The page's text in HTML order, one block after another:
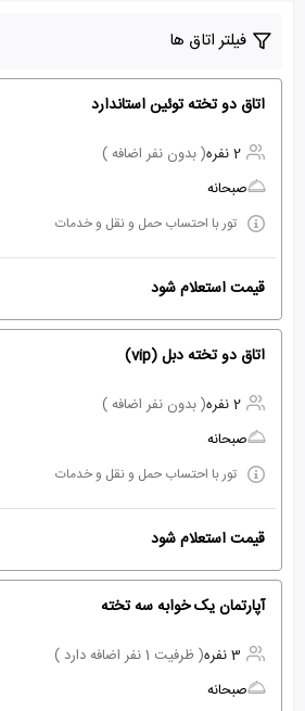
فیلتر اتاق ها
اتاق دو تخته توئین استاندارد
2 نفره
( بدون نفر اضافه )
صبحانه
تور با احتساب حمل و نقل و خدمات
قیمت استعلام شود
اتاق دو تخته دبل (vip)
2 نفره
( بدون نفر اضافه )
صبحانه
تور با احتساب حمل و نقل و خدمات
قیمت استعلام شود
آپارتمان یک خوابه سه تخته
3 نفره
( ظرفیت 1 نفر اضافه دارد )
صبحانه